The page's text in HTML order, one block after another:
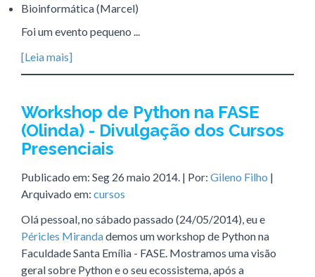
Bioinformática (Marcel)
Foi um evento pequeno ...
[Leia mais]
Workshop de Python na FASE
(Olinda) - Divulgação dos Cursos
Presenciais
Publicado em: Seg 26 maio 2014. | Por: Gileno Filho |
Arquivado em: cursos
Olá pessoal, no sábado passado (24/05/2014), eu e
Péricles Mirandademos um workshop de Python na
Faculdade Santa Emília - FASE. Mostramos uma visão
geral sobre Python e o seu ecossistema, após a